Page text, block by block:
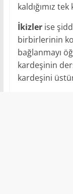
kaldığımız
İkizlerise
birbirlerinin
bağlanmayı
kardeşinin
kardeşini